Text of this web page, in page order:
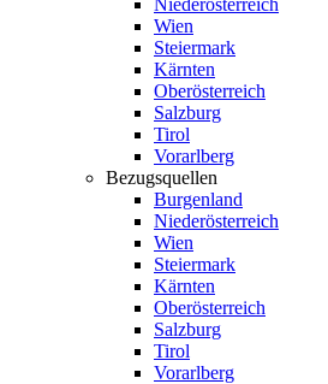
Niederösterreich
Wien
Steiermark
Kärnten
Oberösterreich
Salzburg
Tirol
Vorarlberg
Bezugsquellen
Burgenland
Niederösterreich
Wien
Steiermark
Kärnten
Oberösterreich
Salzburg
Tirol
Vorarlberg